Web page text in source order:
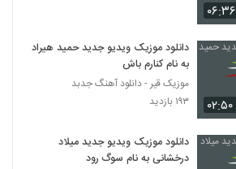
۰۶:۳۶
۰۲:۵۰
دانلود موزیک ویدیو جدید حمید هیراد
به نام کنارم باش
موزیک قیر - دانلود آهنگ جدبد
۱۹۳ بازدید
دانلود موزیک ویدیو جدید میلاد
درخشانی به نام سوگ رود